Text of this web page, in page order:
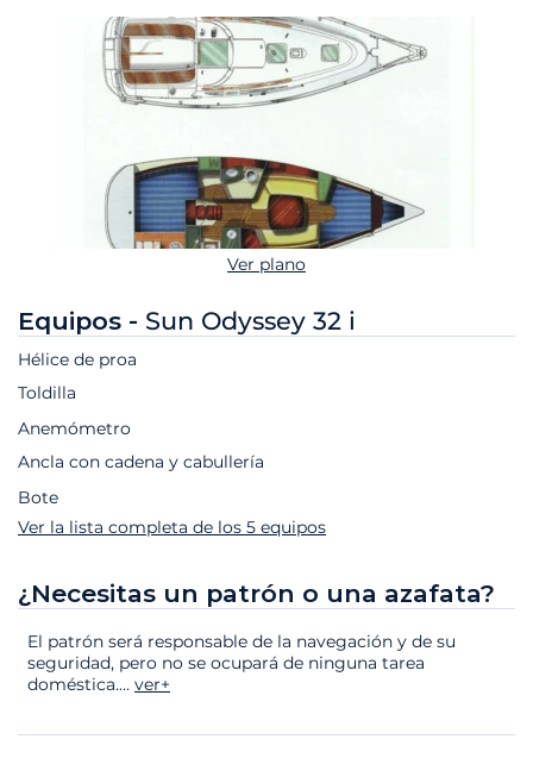
Ver plano
Equipos - Sun Odyssey 32 i
Hélice de proa
Toldilla
Anemómetro
Ancla con cadena y cabullería
Bote
Ver la lista completa de los 5 equipos
¿Necesitas un patrón o una azafata?
El patrón será responsable de la navegación y de su
seguridad, pero no se ocupará de ninguna tarea
doméstica.... ver+